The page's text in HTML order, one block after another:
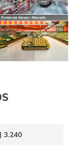
3.240